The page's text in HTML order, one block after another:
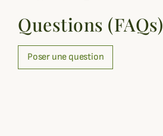
Questions (FAQs)
Poser une question